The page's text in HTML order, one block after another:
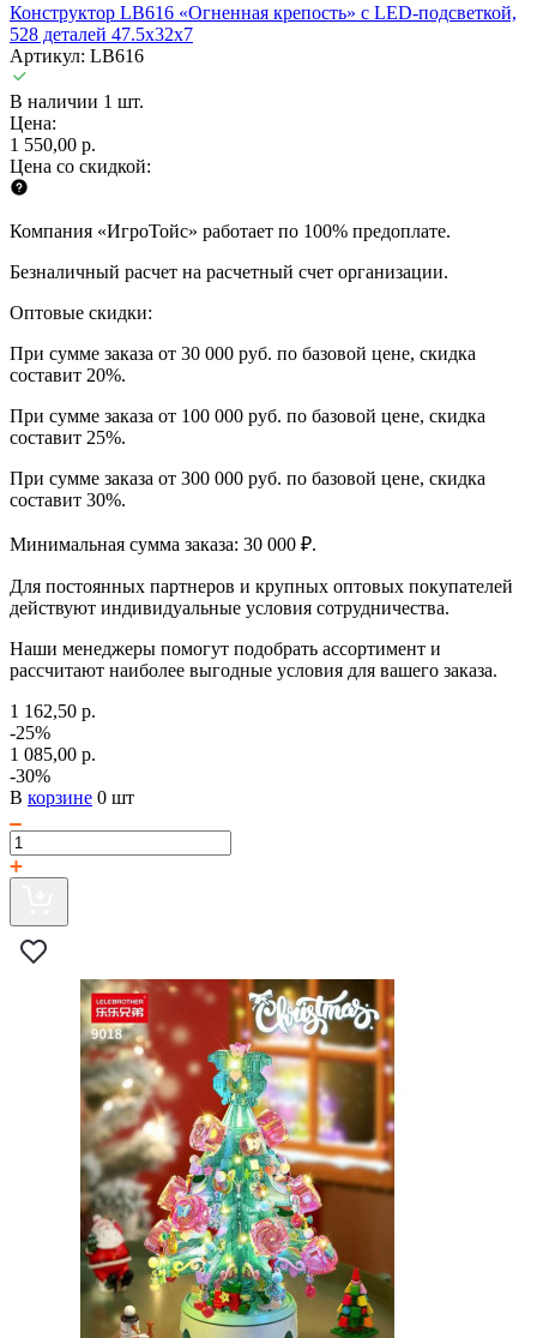
Конструктор LB616 «Огненная крепость» с LED-подсветкой,
528 деталей 47.5х32х7
Артикул: LB616
В наличии 1 шт.
Цена:
1 550,00 р.
Цена со скидкой:
Компания «ИгроТойс» работает по 100% предоплате.
Безналичный расчет на расчетный счет организации.
Оптовые скидки:
При сумме заказа от 30 000 руб. по базовой цене, скидка
составит 20%.
При сумме заказа от 100 000 руб. по базовой цене, скидка
составит 25%.
При сумме заказа от 300 000 руб. по базовой цене, скидка
составит 30%.
Минимальная сумма заказа: 30 000 ₽.
Для постоянных партнеров и крупных оптовых покупателей
действуют индивидуальные условия сотрудничества.
Наши менеджеры помогут подобрать ассортимент и
рассчитают наиболее выгодные условия для вашего заказа.
1 162,50 р.
-25%
1 085,00 р.
-30%
В корзине 0 шт